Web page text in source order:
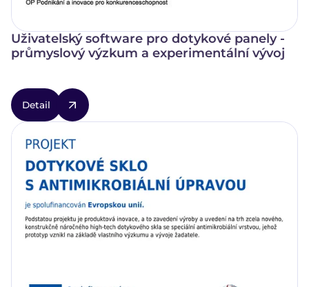
Uživatelský software pro dotykové panely -
průmyslový výzkum a experimentální vývoj
Detail